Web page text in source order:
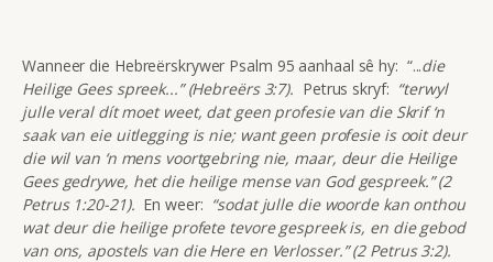
Wanneer die Hebreërskrywer Psalm 95 aanhaal sê hy: “...die
Heilige Gees spreek...” (Hebreërs 3:7). Petrus skryf: “terwyl
julle veral dít moet weet, dat geen profesie van die Skrif ‘n
saak van eie uitlegging is nie; want geen profesie is ooit deur
die wil van ‘n mens voortgebring nie, maar, deur die Heilige
Gees gedrywe, het die heilige mense van God gespreek.” (2
Petrus 1:20-21). En weer: “sodat julle die woorde kan onthou
wat deur die heilige profete tevore gespreek is, en die gebod
van ons, apostels van die Here en Verlosser.” (2 Petrus 3:2).